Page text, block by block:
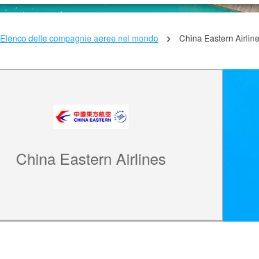
Elenco delle compagnie aeree nel mondo China Eastern
China Eastern Airlines